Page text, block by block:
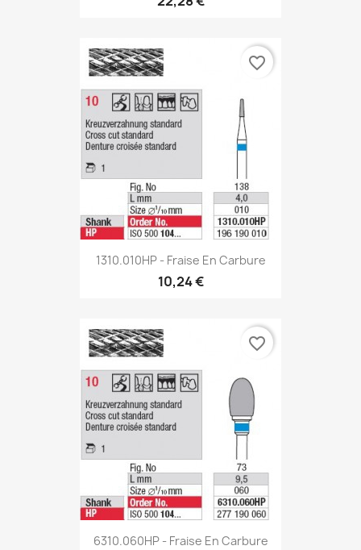
1310.010HP - Fraise En Carbure
10,24 €
favorite_border
6310.060HP - Fraise En Carbure
favorite_border